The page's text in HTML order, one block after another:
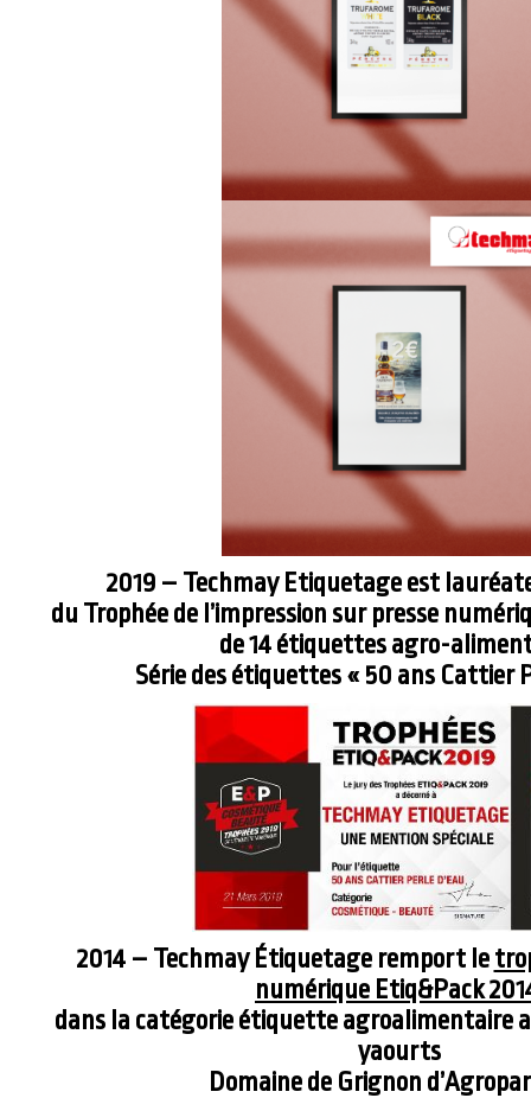
2019 – Techmay Etiquetage est
du Trophée de l’impression sur presse
de 14 étiquettes agro-
Série des étiquettes « 50 ans Cattier
2014 – Techmay Étiquetage remport le
numérique Etiq&Pack
dans la catégorie étiquette agroalimentaire
yaourts
Domaine de Grignon